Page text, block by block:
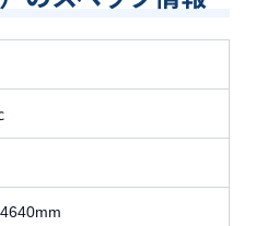
4640mm